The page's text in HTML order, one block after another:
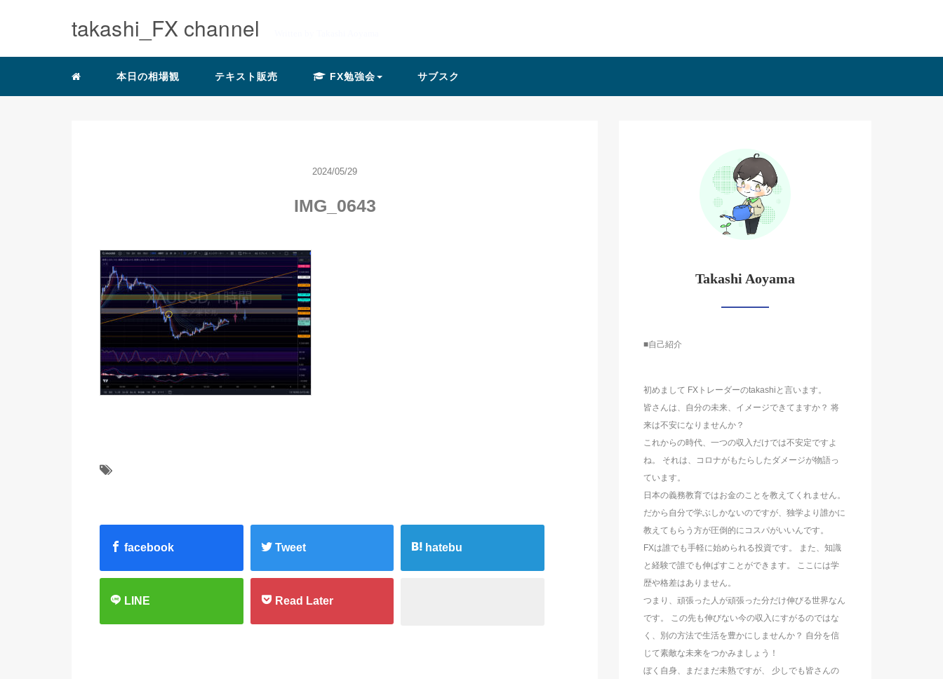
takashi_FX channel
本日の相場観 テキスト販売 FX勉強会 サブスク
2024/05/29
IMG_0643
facebook Tweet hatebu
LINE Read Later
Takashi Aoyama
■自己紹介
初めまして FXトレーダーのtakashiと言います。
皆さんは、自分の未来、イメージできてますか？ 将
来は不安になりませんか？
これからの時代、一つの収入だけでは不安定ですよ
ね。 それは、コロナがもたらしたダメージが物語っ
ています。
日本の義務教育ではお金のことを教えてくれません。
だから自分で学ぶしかないのですが、独学より誰かに
教えてもらう方が圧倒的にコスパがいいんです。
FXは誰でも手軽に始められる投資です。 また、知識
と経験で誰でも伸ばすことができます。 ここには学
歴や格差はありません。
つまり、頑張った人が頑張った分だけ伸びる世界なん
です。 この先も伸びない今の収入にすがるのではな
く、別の方法で生活を豊かにしませんか？ 自分を信
じて素敵な未来をつかみましょう！
ぼく自身、まだまだ未熟ですが、 少しでも皆さんの